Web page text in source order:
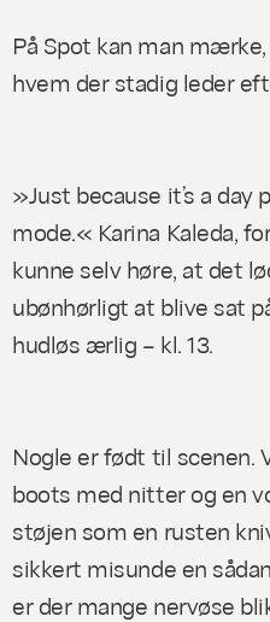
På Spot kan man
hvem der stadig leder
»Just because it’s a day
mode.« Karina Kaleda,
kunne selv høre, at det
ubønhørligt at blive sat
hudløs ærlig – kl. 13.
Nogle er født til scenen.
boots med nitter og en
støjen som en rusten
sikkert misunde en
er der mange nervøse